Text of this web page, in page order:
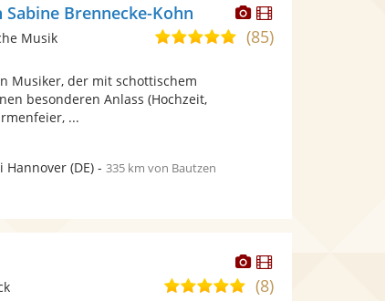
Dieser
Künstler
stellt
Dieser
Künstler
Brennecke-Kohn
5,0(85)
Musik
Musiker, der mit schottischem
besonderen Anlass (Hochzeit,
...
Hannover(DE)- 335 km von Bautzen
Dieser
Künstler
Dieser
Künstler
4,9(8)